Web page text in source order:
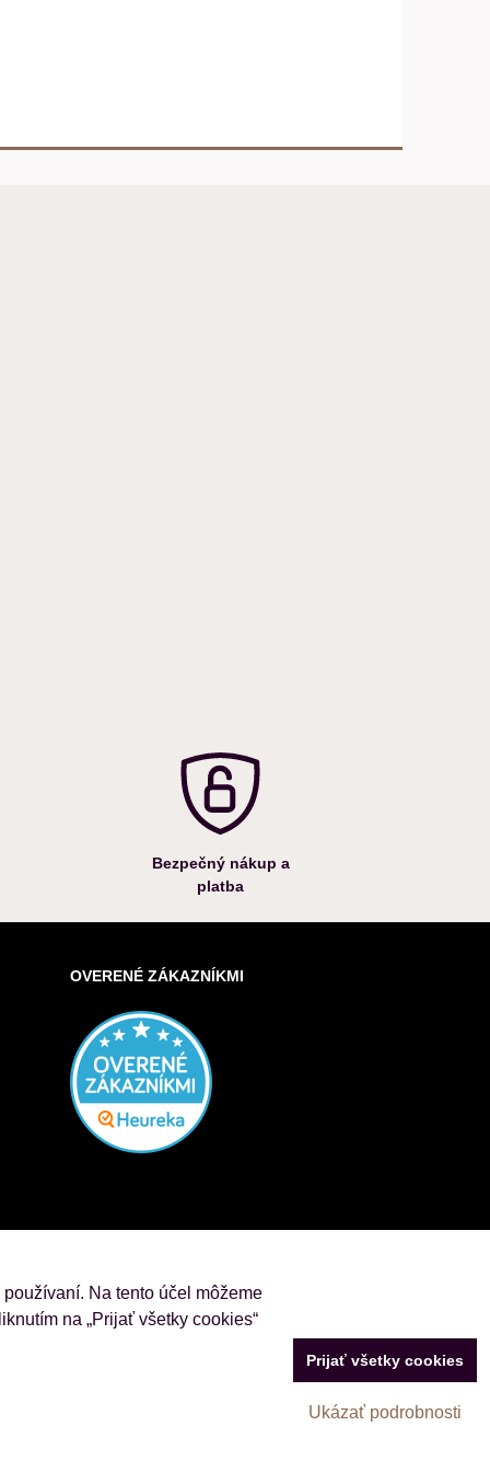
Bezpečný nákup a
platba
OVERENÉ ZÁKAZNÍKMI
Na tento účel môžeme
na „Prijať všetky cookies“
Ukázať podrobnosti
Prijať všetky cookies